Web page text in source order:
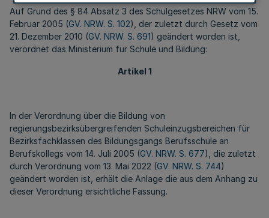
Auf Grund des § 84 Absatz 3 des Schulgesetzes NRW vom 15.
Februar 2005 (GV. NRW. S. 102), der zuletzt durch Gesetz vom
21. Dezember 2010 (GV. NRW. S. 691) geändert worden ist,
verordnet das Ministerium für Schule und Bildung:
Artikel 1
In der Verordnung über die Bildung von
regierungsbezirksübergreifenden Schuleinzugsbereichen für
Bezirksfachklassen des Bildungsgangs Berufsschule an
Berufskollegs vom 14. Juli 2005 (GV. NRW. S. 677), die zuletzt
durch Verordnung vom 13. Mai 2022 (GV. NRW. S. 744)
geändert worden ist, erhält die Anlage die aus dem Anhang zu
dieser Verordnung ersichtliche Fassung.